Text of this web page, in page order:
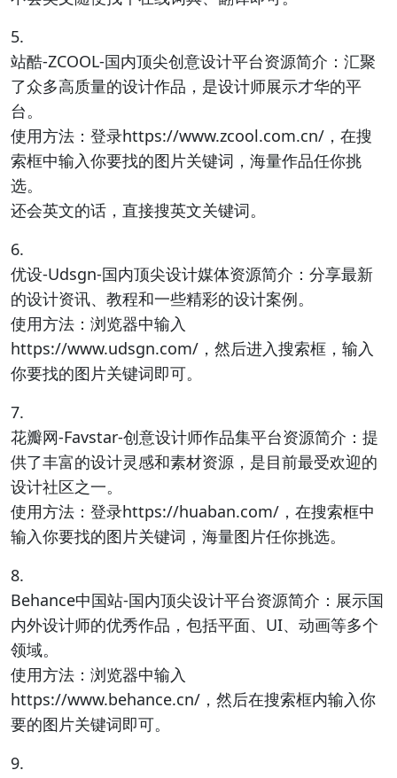
5.
站酷-ZCOOL-国内顶尖创意设计平台资源简介：汇聚
了众多高质量的设计作品，是设计师展示才华的平
台。
使用方法：登录https://www.zcool.com.cn/，在搜
索框中输入你要找的图片关键词，海量作品任你挑
选。
还会英文的话，直接搜英文关键词。
6.
优设-Udsgn-国内顶尖设计媒体资源简介：分享最新
的设计资讯、教程和一些精彩的设计案例。
使用方法：浏览器中输入
https://www.udsgn.com/，然后进入搜索框，输入
你要找的图片关键词即可。
7.
花瓣网-Favstar-创意设计师作品集平台资源简介：提
供了丰富的设计灵感和素材资源，是目前最受欢迎的
设计社区之一。
使用方法：登录https://huaban.com/，在搜索框中
输入你要找的图片关键词，海量图片任你挑选。
8.
Behance中国站-国内顶尖设计平台资源简介：展示国
内外设计师的优秀作品，包括平面、UI、动画等多个
领域。
使用方法：浏览器中输入
https://www.behance.cn/，然后在搜索框内输入你
要的图片关键词即可。
9.